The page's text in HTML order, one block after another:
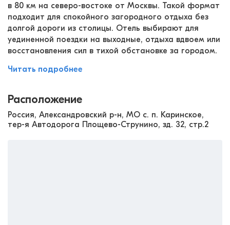
в 80 км на северо-востоке от Москвы. Такой формат
подходит для спокойного загородного отдыха без
долгой дороги из столицы. Отель выбирают для
уединенной поездки на выходные, отдыха вдвоем или
восстановления сил в тихой обстановке за городом.
Читать подробнее
Расположение
Россия, Александровский р-н, МО с. п. Каринское,
тер-я Автодорога Площево-Струнино, зд. 32, стр.2